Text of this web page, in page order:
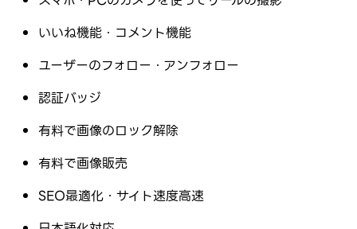
いいね機能・コメント機能
ユーザーのフォロー・アンフォロー
認証バッジ
有料で画像のロック解除
有料で画像販売
SEO最適化・サイト速度高速